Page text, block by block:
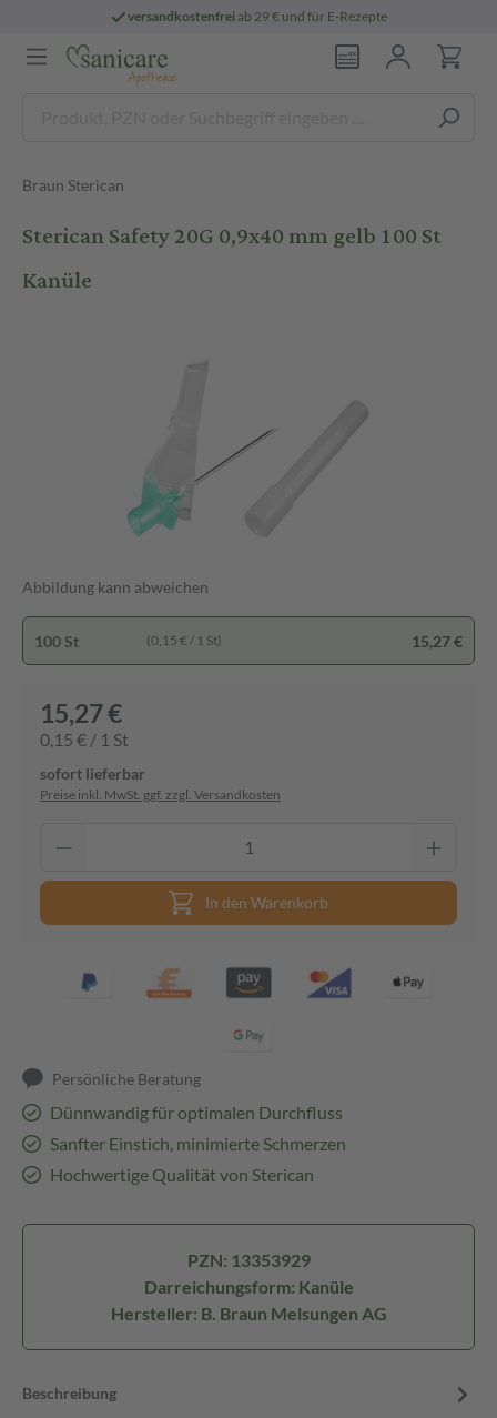
versandkostenfreiab 29 € und für E-Rezepte
Braun Sterican
Sterican Safety 20G 0,9x40 mm gelb 100 St
Kanüle
Abbildung kann abweichen
100 St (0,15 € / 1 St) 15,27 €
15,27 €
0,15 € / 1 St
sofort lieferbar
Preise inkl. MwSt. ggf. zzgl. Versandkosten
In den Warenkorb
Persönliche Beratung
Dünnwandig für optimalen Durchfluss
Sanfter Einstich, minimierte Schmerzen
Hochwertige Qualität von Sterican
PZN: 13353929
Darreichungsform: Kanüle
Hersteller: B. Braun Melsungen AG
Beschreibung